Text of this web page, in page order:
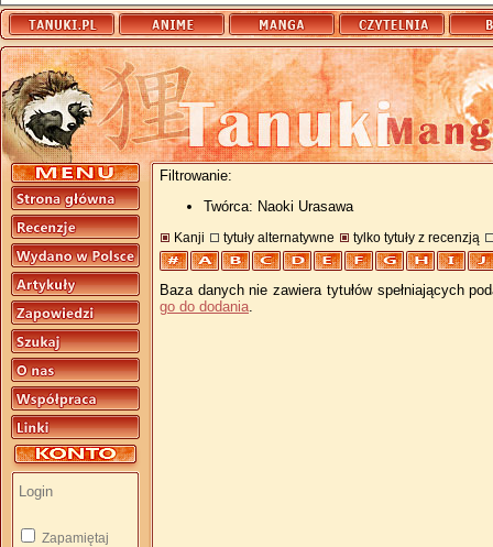
Zapamiętaj
Filtrowanie:
Twórca: Naoki Urasawa
Kanji tytuły alternatywne tylko tytuły z recenzją
Baza danych nie zawiera tytułów spełniających
go do dodania.